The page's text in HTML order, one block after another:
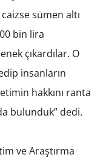
sümen altı
bin lira
çıkardılar. O
insanların
hakkını ranta
bulunduk” dedi.
ve Araştırma